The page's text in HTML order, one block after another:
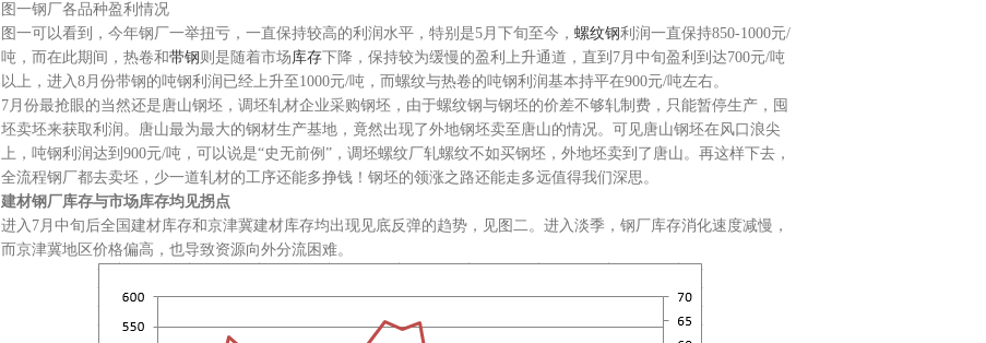
图一钢厂各品种盈利情况
图一可以看到，今年钢厂一举扭亏，一直保持较高的利润水平，特别是5月下旬至今， 螺纹钢利润一直保持850-1000元/
吨，而在此期间，热卷和带钢 则是随着市场库存下降，保持较为缓慢的盈利上升通道，直到7月中旬盈利到达700元/吨
以上，进入8月份带钢的吨钢利润已经上升至1000元/吨，而螺纹与热卷的吨钢利润基本持平在900元/吨左右。
7月份最抢眼的当然还是唐山钢坯，调坯轧材企业采购钢坯，由于螺纹钢与钢坯的价差不够轧制费，只能暂停生产，囤
坯卖坯来获取利润。唐山最为最大的钢材生产基地，竟然出现了外地钢坯卖至唐山的情况。可见唐山钢坯在风口浪尖
上，吨钢利润达到900元/吨，可以说是“史无前例”，调坯螺纹厂轧螺纹不如买钢坯，外地坯卖到了唐山。再这样下去，
全流程钢厂都去卖坯，少一道轧材的工序还能多挣钱！钢坯的领涨之路还能走多远值得我们深思。
建材钢厂库存与市场库存均见拐点
进入7月中旬后全国建材库存和京津冀建材库存均出现见底反弹的趋势，见图二。进入淡季，钢厂库存消化速度减慢，
而京津冀地区价格偏高，也导致资源向外分流困难。